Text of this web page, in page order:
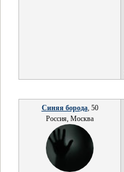
Синяя борода, 50
Россия, Москва